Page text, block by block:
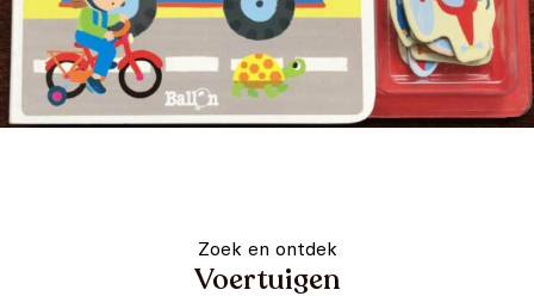
Zoek en ontdek
Voertuigen